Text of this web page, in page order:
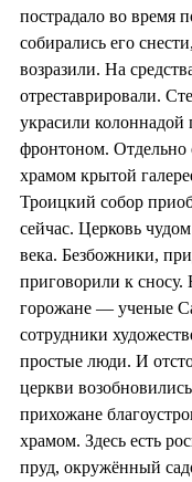
пострадало во время
собирались его
возразили. На
отреставрировали.
украсили
фронтоном. Отдельно
храмом крытой
Троицкий собор
сейчас. Церковь
века. Безбожники,
приговорили к сносу.
горожане — ученые
сотрудники
простые люди. И
церкви
прихожане
храмом. Здесь есть
пруд, окружённый